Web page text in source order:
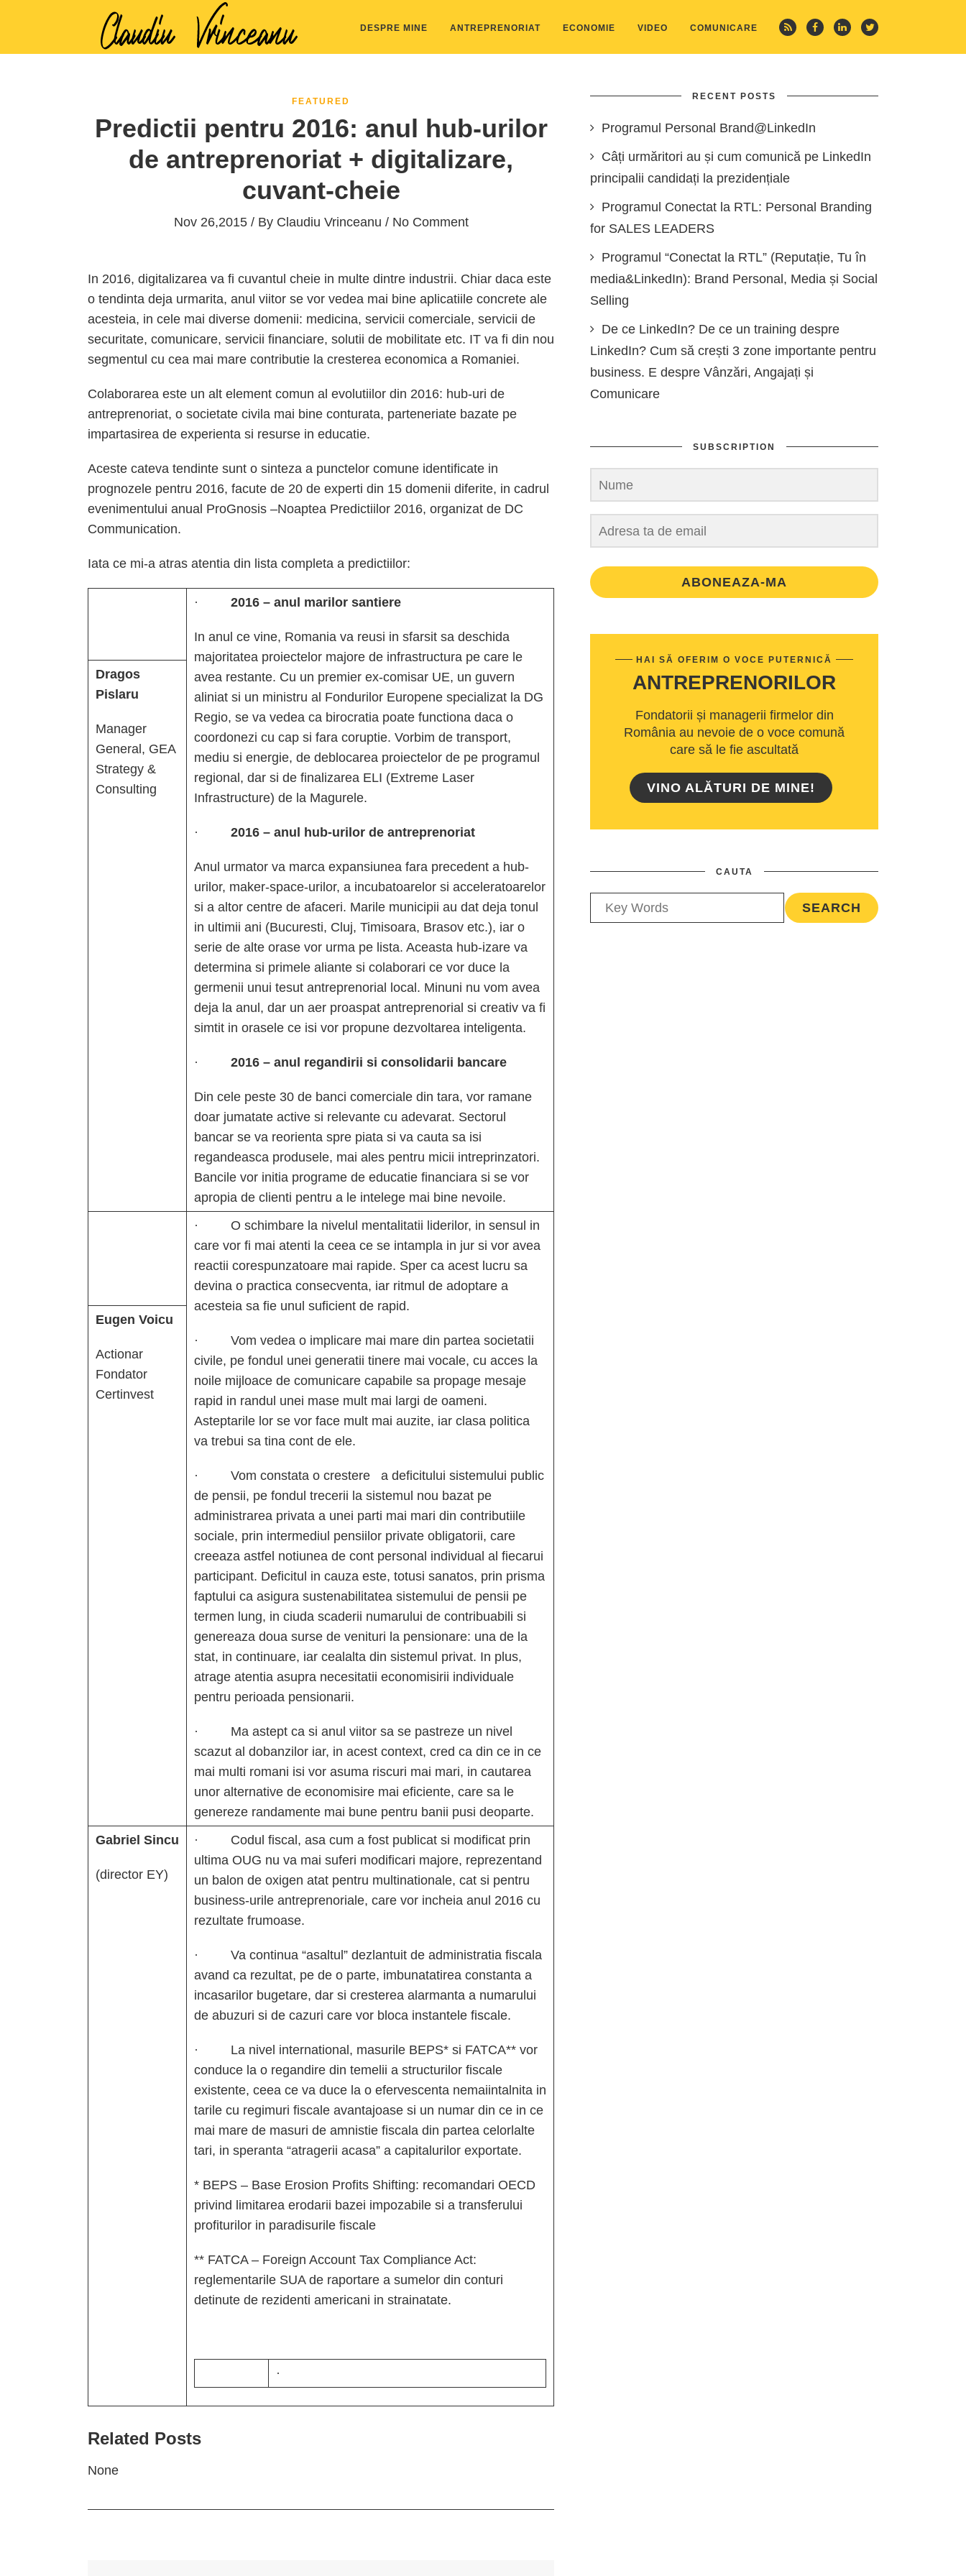
DESPRE MINE ANTREPRENORIAT ECONOMIE VIDEO COMUNICARE
FEATURED
Predictii pentru 2016: anul hub-urilor
de antreprenoriat + digitalizare,
cuvant-cheie
Nov 26,2015 / By Claudiu Vrinceanu / No Comment
In 2016, digitalizarea va fi cuvantul cheie in multe dintre industrii. Chiar daca este
o tendinta deja urmarita, anul viitor se vor vedea mai bine aplicatiile concrete ale
acesteia, in cele mai diverse domenii: medicina, servicii comerciale, servicii de
securitate, comunicare, servicii financiare, solutii de mobilitate etc. IT va fi din nou
segmentul cu cea mai mare contributie la cresterea economica a Romaniei.
Colaborarea este un alt element comun al evolutiilor din 2016: hub-uri de
antreprenoriat, o societate civila mai bine conturata, parteneriate bazate pe
impartasirea de experienta si resurse in educatie.
Aceste cateva tendinte sunt o sinteza a punctelor comune identificate in
prognozele pentru 2016, facute de 20 de experti din 15 domenii diferite, in cadrul
evenimentului anual ProGnosis –Noaptea Predictiilor 2016, organizat de DC
Communication.
Iata ce mi-a atras atentia din lista completa a predictiilor:
· 2016 – anul marilor santiere
In anul ce vine, Romania va reusi in sfarsit sa deschida
majoritatea proiectelor majore de infrastructura pe care le
avea restante. Cu un premier ex-comisar UE, un guvern
aliniat si un ministru al Fondurilor Europene specializat la DG
Regio, se va vedea ca birocratia poate functiona daca o
coordonezi cu cap si fara coruptie. Vorbim de transport,
mediu si energie, de deblocarea proiectelor de pe programul
regional, dar si de finalizarea ELI (Extreme Laser
Infrastructure) de la Magurele.
· 2016 – anul hub-urilor de antreprenoriat
Anul urmator va marca expansiunea fara precedent a hub-
urilor, maker-space-urilor, a incubatoarelor si acceleratoarelor
si a altor centre de afaceri. Marile municipii au dat deja tonul
in ultimii ani (Bucuresti, Cluj, Timisoara, Brasov etc.), iar o
serie de alte orase vor urma pe lista. Aceasta hub-izare va
determina si primele aliante si colaborari ce vor duce la
germenii unui tesut antreprenorial local. Minuni nu vom avea
deja la anul, dar un aer proaspat antreprenorial si creativ va fi
simtit in orasele ce isi vor propune dezvoltarea inteligenta.
· 2016 – anul regandirii si consolidarii bancare
Din cele peste 30 de banci comerciale din tara, vor ramane
doar jumatate active si relevante cu adevarat. Sectorul
bancar se va reorienta spre piata si va cauta sa isi
regandeasca produsele, mai ales pentru micii intreprinzatori.
Bancile vor initia programe de educatie financiara si se vor
apropia de clienti pentru a le intelege mai bine nevoile.
Dragos
Pislaru
Manager
General, GEA
Strategy &
Consulting
· O schimbare la nivelul mentalitatii liderilor, in sensul in
care vor fi mai atenti la ceea ce se intampla in jur si vor avea
reactii corespunzatoare mai rapide. Sper ca acest lucru sa
devina o practica consecventa, iar ritmul de adoptare a
acesteia sa fie unul suficient de rapid.
· Vom vedea o implicare mai mare din partea societatii
civile, pe fondul unei generatii tinere mai vocale, cu acces la
noile mijloace de comunicare capabile sa propage mesaje
rapid in randul unei mase mult mai largi de oameni.
Asteptarile lor se vor face mult mai auzite, iar clasa politica
va trebui sa tina cont de ele.
· Vom constata o crestere a deficitului sistemului public
de pensii, pe fondul trecerii la sistemul nou bazat pe
administrarea privata a unei parti mai mari din contributiile
sociale, prin intermediul pensiilor private obligatorii, care
creeaza astfel notiunea de cont personal individual al fiecarui
participant. Deficitul in cauza este, totusi sanatos, prin prisma
faptului ca asigura sustenabilitatea sistemului de pensii pe
termen lung, in ciuda scaderii numarului de contribuabili si
genereaza doua surse de venituri la pensionare: una de la
stat, in continuare, iar cealalta din sistemul privat. In plus,
atrage atentia asupra necesitatii economisirii individuale
pentru perioada pensionarii.
· Ma astept ca si anul viitor sa se pastreze un nivel
scazut al dobanzilor iar, in acest context, cred ca din ce in ce
mai multi romani isi vor asuma riscuri mai mari, in cautarea
unor alternative de economisire mai eficiente, care sa le
genereze randamente mai bune pentru banii pusi deoparte.
Eugen Voicu
Actionar
Fondator
Certinvest
Gabriel Sincu
(director EY)
· Codul fiscal, asa cum a fost publicat si modificat prin
ultima OUG nu va mai suferi modificari majore, reprezentand
un balon de oxigen atat pentru multinationale, cat si pentru
business-urile antreprenoriale, care vor incheia anul 2016 cu
rezultate frumoase.
· Va continua “asaltul” dezlantuit de administratia fiscala
avand ca rezultat, pe de o parte, imbunatatirea constanta a
incasarilor bugetare, dar si cresterea alarmanta a numarului
de abuzuri si de cazuri care vor bloca instantele fiscale.
· La nivel international, masurile BEPS* si FATCA** vor
conduce la o regandire din temelii a structurilor fiscale
existente, ceea ce va duce la o efervescenta nemaiintalnita in
tarile cu regimuri fiscale avantajoase si un numar din ce in ce
mai mare de masuri de amnistie fiscala din partea celorlalte
tari, in speranta “atragerii acasa” a capitalurilor exportate.
* BEPS – Base Erosion Profits Shifting: recomandari OECD
privind limitarea erodarii bazei impozabile si a transferului
profiturilor in paradisurile fiscale
** FATCA – Foreign Account Tax Compliance Act:
reglementarile SUA de raportare a sumelor din conturi
detinute de rezidenti americani in strainatate.
·
Related Posts
None
RECENT POSTS
Programul Personal Brand@LinkedIn
Câți urmăritori au și cum comunică pe LinkedIn
principalii candidați la prezidențiale
Programul Conectat la RTL: Personal Branding
for SALES LEADERS
Programul “Conectat la RTL” (Reputație, Tu în
media&LinkedIn): Brand Personal, Media și Social
Selling
De ce LinkedIn? De ce un training despre
LinkedIn? Cum să crești 3 zone importante pentru
business. E despre Vânzări, Angajați și
Comunicare
SUBSCRIPTION
ABONEAZA-MA
HAI SĂ OFERIM O VOCE PUTERNICĂ
ANTREPRENORILOR
Fondatorii și managerii firmelor din
România au nevoie de o voce comună
care să le fie ascultată
VINO ALĂTURI DE MINE!
CAUTA